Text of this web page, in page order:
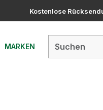
Kostenlose
MARKEN